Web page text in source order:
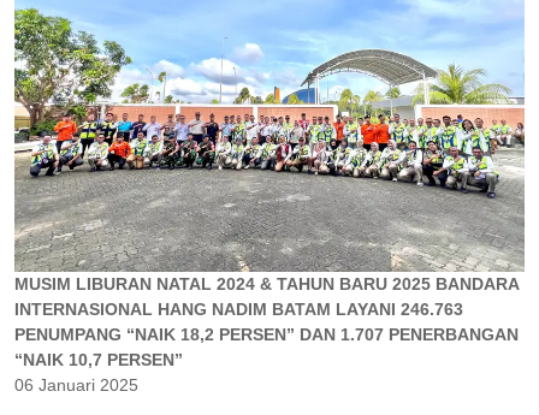
MUSIM LIBURAN NATAL 2024 & TAHUN BARU 2025 BANDARA
INTERNASIONAL HANG NADIM BATAM LAYANI 246.763
PENUMPANG “NAIK 18,2 PERSEN” DAN 1.707 PENERBANGAN
“NAIK 10,7 PERSEN”
06 Januari 2025